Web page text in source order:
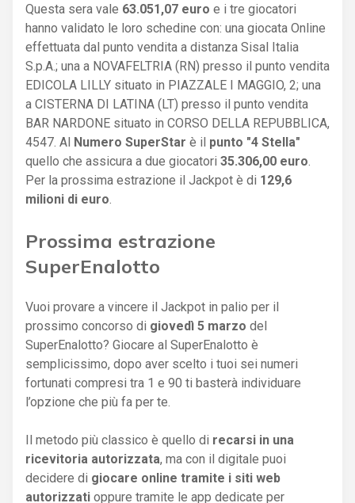
Questa sera vale 63.051,07 euro e i tre giocatori
hanno validato le loro schedine con: una giocata Online
effettuata dal punto vendita a distanza Sisal Italia
S.p.A.; una a NOVAFELTRIA (RN) presso il punto vendita
EDICOLA LILLY situato in PIAZZALE I MAGGIO, 2; una
a CISTERNA DI LATINA (LT) presso il punto vendita
BAR NARDONE situato in CORSO DELLA REPUBBLICA,
4547. Al Numero SuperStar è il punto "4 Stella"
quello che assicura a due giocatori 35.306,00 euro
Per la prossima estrazione il Jackpot è di 129,6
milioni di euro
Prossima estrazione
SuperEnalotto
Vuoi provare a vincere il Jackpot in palio per il
prossimo concorso di giovedì 5 marzo del
SuperEnalotto? Giocare al SuperEnalotto è
semplicissimo, dopo aver scelto i tuoi sei numeri
fortunati compresi tra 1 e 90 ti basterà individuare
l’opzione che più fa per te.
Il metodo più classico è quello di recarsi in una
ricevitoria autorizzata, ma con il digitale puoi
decidere di giocare online tramite i siti web
autorizzati oppure tramite le app dedicate per